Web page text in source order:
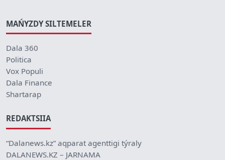
MAŃYZDY SILTEMELER
Dala 360
Politica
Vox Populi
Dala Finance
Shartarap
REDAKTSIIA
“Dalanews.kz” aqparat agenttigi týraly
DALANEWS.KZ – JARNAMA